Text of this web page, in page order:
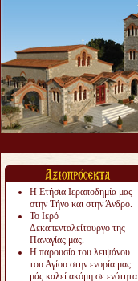
Η Ετήσια Ιεραποδημία μας
στην Τήνο και στην Άνδρο.
Το Ιερό
Δεκαπενταλείτουργο της
Παναγίας μας.
Η παρουσία του λειψάνου
του Αγίου στην ενορία μας
μάς καλεί ακόμη σε ενότητα